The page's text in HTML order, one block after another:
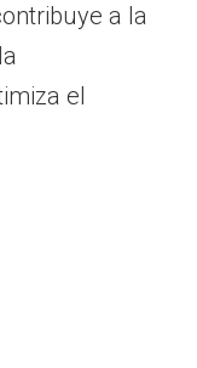
a la
el